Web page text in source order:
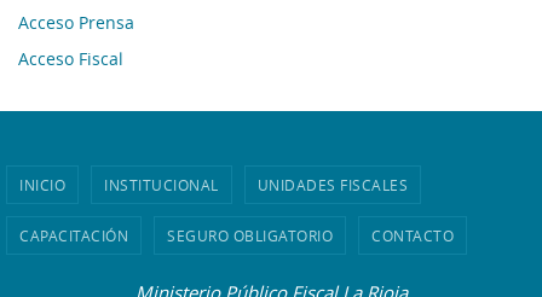
Acceso Prensa
Acceso Fiscal
INICIO INSTITUCIONAL UNIDADES FISCALES
CAPACITACIÓN SEGURO OBLIGATORIO CONTACTO